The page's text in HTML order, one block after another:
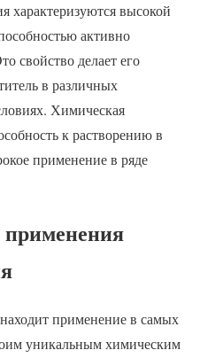
характеризуются высокой
активно
свойство делает его
в различных
Химическая
к растворению в
применение в ряде
применение в самых
уникальным химическим